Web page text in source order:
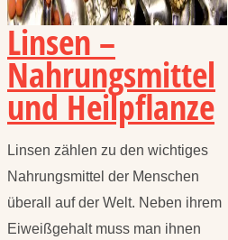
Linsen –
Nahrungsmittel
und Heilpflanze
Linsen zählen zu den wichtiges
Nahrungsmittel der Menschen
überall auf der Welt. Neben ihrem
Eiweißgehalt muss man ihnen